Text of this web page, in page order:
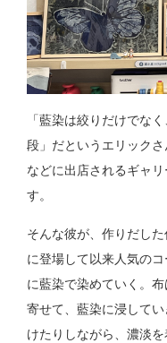
「藍染は絞りだけでな
段」だというエリック
などに出店されるギャ
す。
そんな彼が、作りだし
に登場して以来人気の
に藍染で染めていく。
寄せて、藍染に浸して
けたりしながら、濃淡を